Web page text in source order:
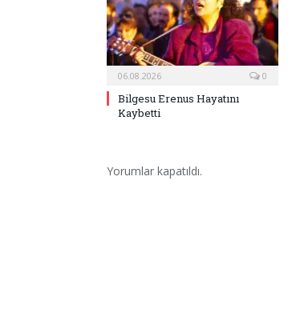
06.08.2026 0
Bilgesu Erenus Hayatını
Kaybetti
Yorumlar kapatıldı.